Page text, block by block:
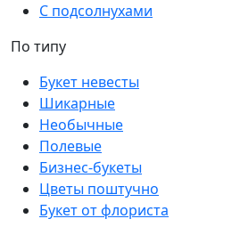
С подсолнухами
По типу
Букет невесты
Шикарные
Необычные
Полевые
Бизнес-букеты
Цветы поштучно
Букет от флориста